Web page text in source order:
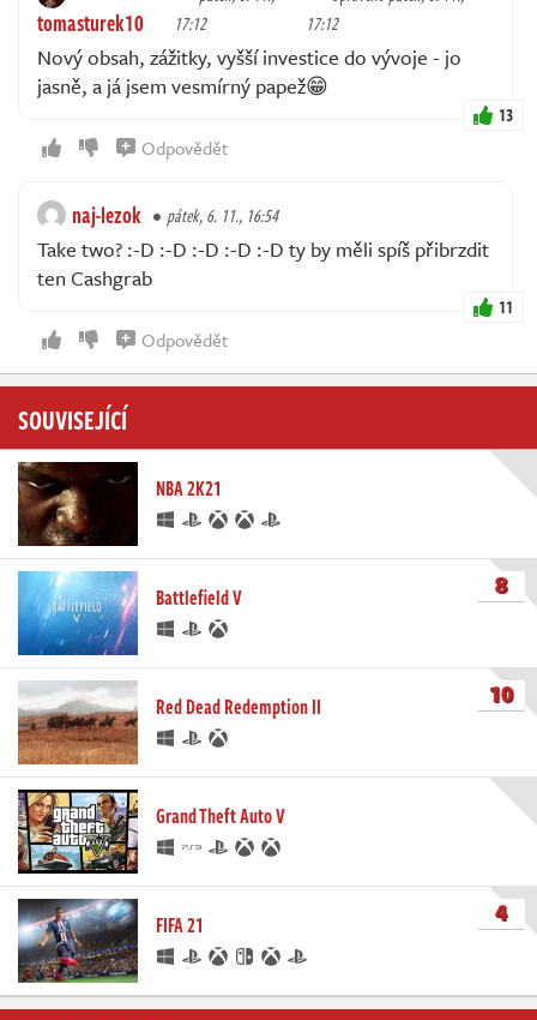
tomasturek10
17:12
17:12
Nový obsah, zážitky, vyšší investice do vývoje - jo
jasně, a já jsem vesmírný papež😁
13
Odpovědět
naj-lezok pátek, 6. 11., 16:54
Take two? :-D :-D :-D :-D :-D ty by měli spíš přibrzdit
ten Cashgrab
11
Odpovědět
SOUVISEJÍCÍ
NBA 2K21
Battlefield V 8
Red Dead Redemption II 10
Grand Theft Auto V
FIFA 21 4